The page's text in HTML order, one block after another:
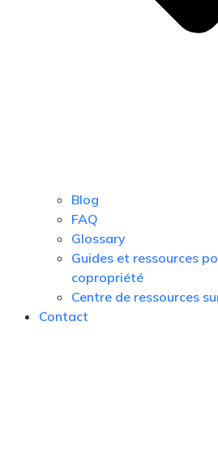
Blog
FAQ
Glossary
Guides et ressources
copropriété
Centre de ressources
Contact